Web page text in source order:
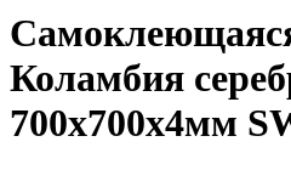
Коламбия
700x700x4мм